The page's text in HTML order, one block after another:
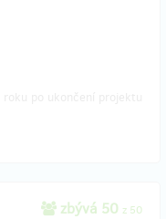
zbývá 50 z 50